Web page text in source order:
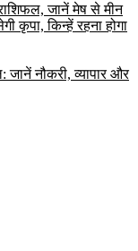
जानें मेष से मीन
कृपा, किन्हें रहना होगा
नौकरी, व्यापार और